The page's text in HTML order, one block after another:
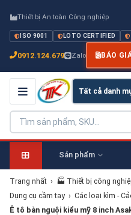
Thiết bị An toàn Công nghiệp
ISO 9001 LOTO CERTIFIED
0912.124.679 Zalo BÁO
Sản phẩm
Trang nhất › 🏭 Thiết bị công
Dụng cụ cầm tay › Các loại kìm -
Ê tô bàn nguội kiểu mỹ 8 inch